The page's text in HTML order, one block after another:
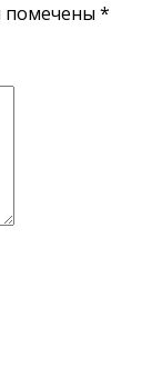
помечены *